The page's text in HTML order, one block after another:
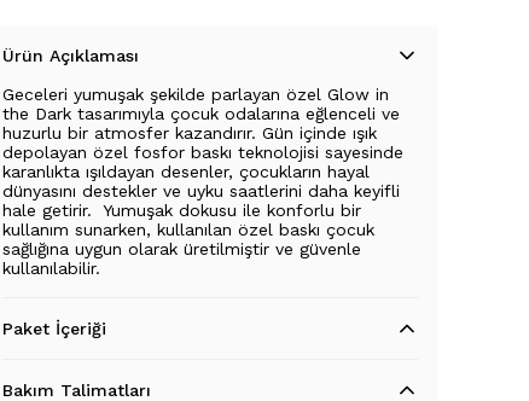
Ürün Açıklaması
Geceleri yumuşak şekilde parlayan özel Glow in
the Dark tasarımıyla çocuk odalarına eğlenceli ve
huzurlu bir atmosfer kazandırır. Gün içinde ışık
depolayan özel fosfor baskı teknolojisi sayesinde
karanlıkta ışıldayan desenler, çocukların hayal
dünyasını destekler ve uyku saatlerini daha keyifli
hale getirir. Yumuşak dokusu ile konforlu bir
kullanım sunarken, kullanılan özel baskı çocuk
sağlığına uygun olarak üretilmiştir ve güvenle
kullanılabilir.
Paket İçeriği
Bakım Talimatları